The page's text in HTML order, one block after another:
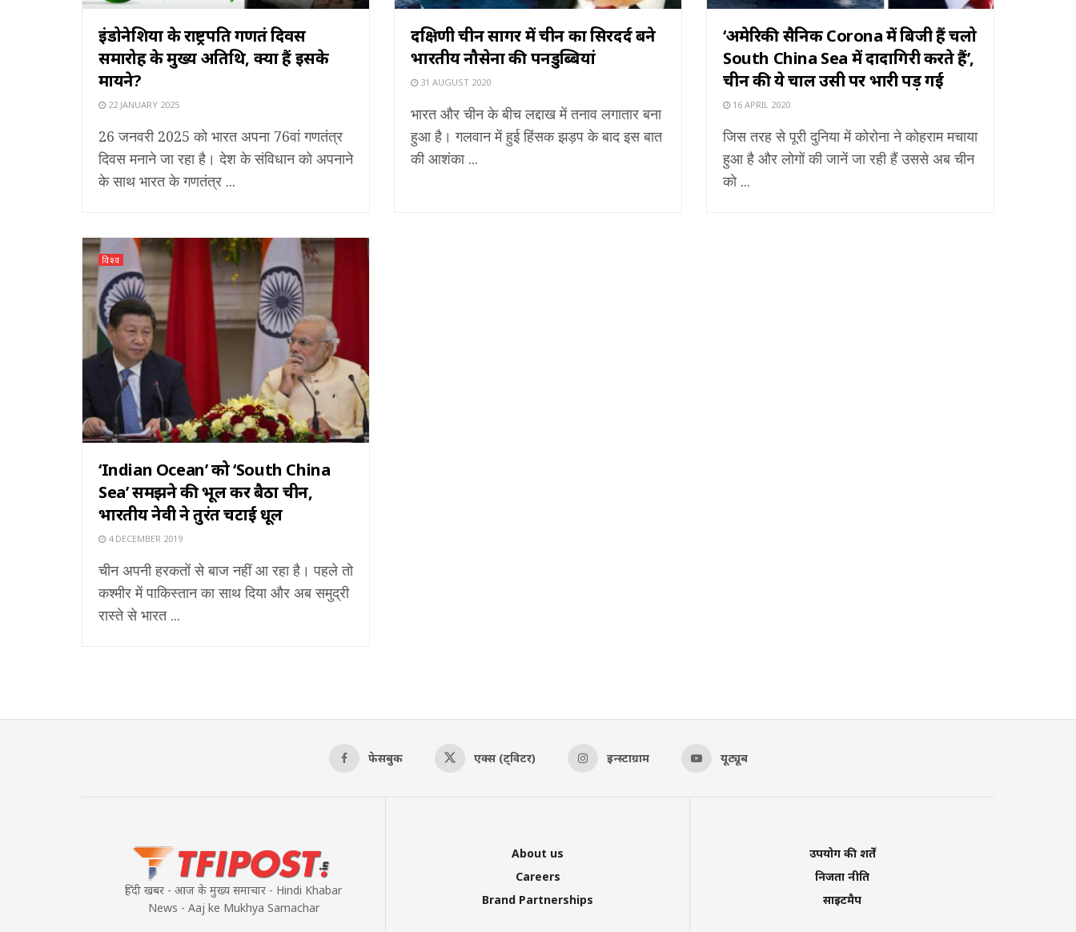
इंडोनेशिया के राष्ट्रपति गणतंत्र दिवस
समारोह के मुख्य अतिथि, क्या हैं इसके
मायने?
22 JANUARY 2025
26 जनवरी 2025 को भारत अपना 76वां गणतंत्र
दिवस मनाने जा रहा है। देश के संविधान को अपनाने
के साथ भारत के गणतंत्र ...
दक्षिणी चीन सागर में चीन का सिरदर्द बने
भारतीय नौसेना की पनडुब्बियां
31 AUGUST 2020
भारत और चीन के बीच लद्दाख में तनाव लगातार बना
हुआ है। गलवान में हुई हिंसक झड़प के बाद इस बात
की आशंका ...
‘अमेरिकी सैनिक Corona में बिजी हैं चलो
South China Sea में दादागिरी करते हैं’,
चीन की ये चाल उसी पर भारी पड़ गई
16 APRIL 2020
जिस तरह से पूरी दुनिया में कोरोना ने कोहराम मचाया
हुआ है और लोगों की जानें जा रही हैं उससे अब चीन
को ...
विश्व
‘Indian Ocean’ को ‘South China
Sea’ समझने की भूल कर बैठा चीन,
भारतीय नेवी ने तुरंत चटाई धूल
4 DECEMBER 2019
चीन अपनी हरकतों से बाज नहीं आ रहा है। पहले तो
कश्मीर में पाकिस्तान का साथ दिया और अब समुद्री
रास्ते से भारत ...
फेसबुक एक्स (ट्विटर) इन्स्टाग्राम यूट्यूब
हिंदी खबर - आज के मुख्य समाचार - Hindi Khabar
News - Aaj ke Mukhya Samachar
About us
Careers
Brand Partnerships
उपयोग की शर्तें
निजता नीति
साइटमैप